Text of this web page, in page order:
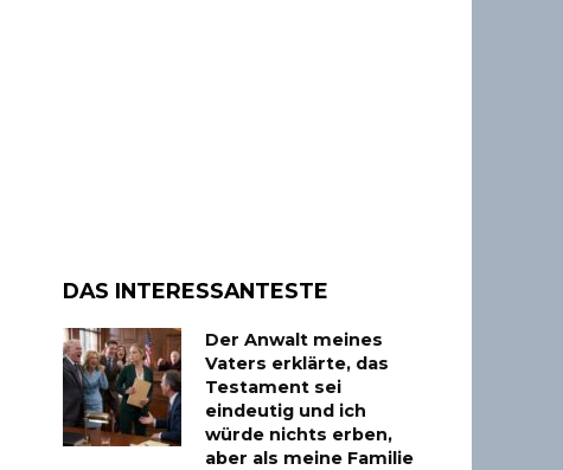
DAS INTERESSANTESTE
Der Anwalt meines
Vaters erklärte, das
Testament sei
eindeutig und ich
würde nichts erben,
aber als meine Familie